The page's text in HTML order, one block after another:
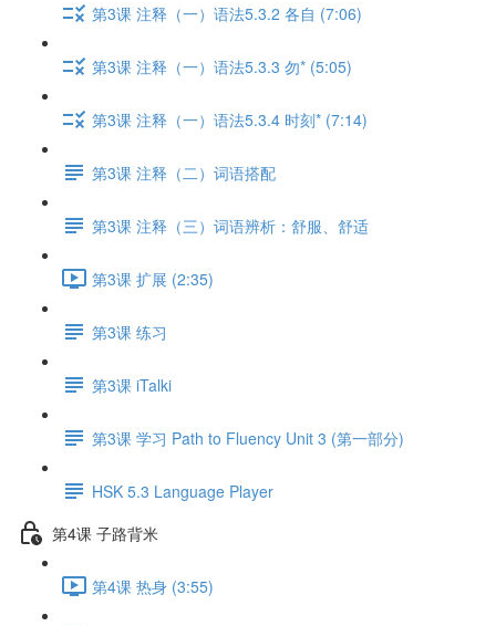
第3课 注释（一）语法5.3.2 各自 (7:06)
第3课 注释（一）语法5.3.3 勿* (5:05)
第3课 注释（一）语法5.3.4 时刻* (7:14)
第3课 注释（二）词语搭配
第3课 注释（三）词语辨析：舒服、舒适
第3课 扩展 (2:35)
第3课 练习
第3课 iTalki
第3课 学习 Path to Fluency Unit 3 (第一部分)
HSK 5.3 Language Player
第4课 子路背米
第4课 热身 (3:55)